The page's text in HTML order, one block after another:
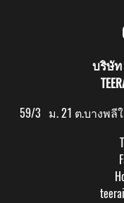
บริษั
59/3 ม. 21 ต.บางพลี